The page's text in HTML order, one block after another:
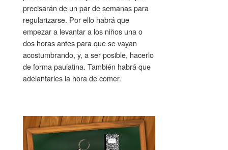
precisarán de un par de semanas para
regularizarse. Por ello habrá que
empezar a levantar a los niños una o
dos horas antes para que se vayan
acostumbrando, y, a ser posible, hacerlo
de forma paulatina. También habrá que
adelantarles la hora de comer.